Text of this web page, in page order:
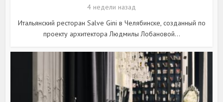
4 недели назад
Итальянский ресторан Salve Gini в Челябинске, созданный по
проекту архитектора Людмилы Лобановой...